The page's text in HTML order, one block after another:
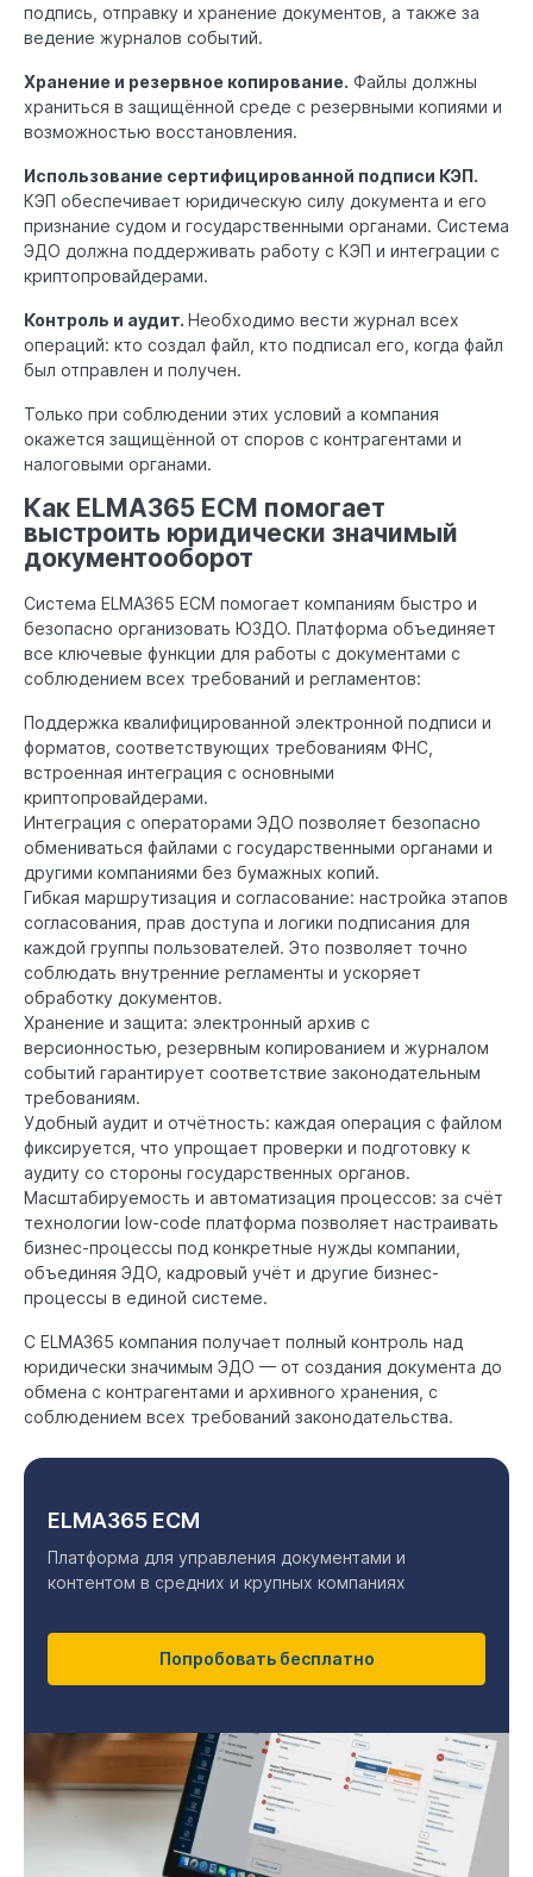
подпись, отправку и хранение документов, а также за
ведение журналов событий.
Хранение и резервное копирование. Файлы должны
храниться в защищённой среде с резервными копиями и
возможностью восстановления.
Использование сертифицированной подписи КЭП.
КЭП обеспечивает юридическую силу документа и его
признание судом и государственными органами. Система
ЭДО должна поддерживать работу с КЭП и интеграции с
криптопровайдерами.
Контроль и аудит. Необходимо вести журнал всех
операций: кто создал файл, кто подписал его, когда файл
был отправлен и получен.
Только при соблюдении этих условий а компания
окажется защищённой от споров с контрагентами и
налоговыми органами.
Как ELMA365 ECM помогает
выстроить юридически значимый
документооборот
Система ELMA365 ECM помогает компаниям быстро и
безопасно организовать ЮЗДО. Платформа объединяет
все ключевые функции для работы с документами с
соблюдением всех требований и регламентов:
Поддержка квалифицированной электронной подписи и
форматов, соответствующих требованиям ФНС,
встроенная интеграция с основными
криптопровайдерами.
Интеграция с операторами ЭДО позволяет безопасно
обмениваться файлами с государственными органами и
другими компаниями без бумажных копий.
Гибкая маршрутизация и согласование: настройка этапов
согласования, прав доступа и логики подписания для
каждой группы пользователей. Это позволяет точно
соблюдать внутренние регламенты и ускоряет
обработку документов.
Хранение и защита: электронный архив с
версионностью, резервным копированием и журналом
событий гарантирует соответствие законодательным
требованиям.
Удобный аудит и отчётность: каждая операция с файлом
фиксируется, что упрощает проверки и подготовку к
аудиту со стороны государственных органов.
Масштабируемость и автоматизация процессов: за счёт
технологии low-code платформа позволяет настраивать
бизнес-процессы под конкретные нужды компании,
объединяя ЭДО, кадровый учёт и другие бизнес-
процессы в единой системе.
С ELMA365 компания получает полный контроль над
юридически значимым ЭДО — от создания документа до
обмена с контрагентами и архивного хранения, с
соблюдением всех требований законодательства.
ELMA365 ECM
Платформа для управления документами и
контентом в средних и крупных компаниях
Попробовать бесплатно